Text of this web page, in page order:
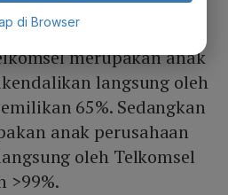
transaksi
merupakan anak
langsung oleh
65%. Sedangkan
anak perusahaan
oleh Telkomsel
>99%.
di Browser